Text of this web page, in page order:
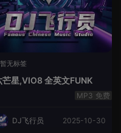
暂无标签
芒星,VIO8 全英文FUNK
免费
DJ飞行员 2025-10-30